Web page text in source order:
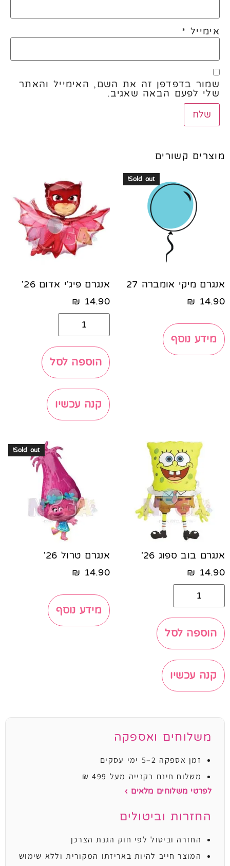
אימייל *
שמור בדפדפן זה את השם, האימייל והאתר
שלי לפעם הבאה שאגיב.
מוצרים קשורים
Sold out!
אנגרם מיקי אומברה 27
14.90
₪
מידע נוסף
אנגרם פיג'י אדום 26'
14.90
₪
הוספה לסל
קנה עכשיו
אנגרם בוב ספוג 26'
14.90
₪
הוספה לסל
קנה עכשיו
Sold out!
אנגרם טרול 26'
14.90
₪
מידע נוסף
משלוחים ואספקה
זמן אספקה 2–5 ימי עסקים
משלוח חינם בקנייה מעל 499 ₪
לפרטי משלוחים מלאים ›
החזרות וביטולים
החזרה וביטול לפי חוק הגנת הצרכן
המוצר חייב להיות באריזתו המקורית וללא שימוש